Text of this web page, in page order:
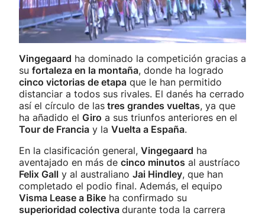
Vingegaard ha dominado la competición gracias a
su fortaleza en la montaña, donde ha logrado
cinco victorias de etapa que le han permitido
distanciar a todos sus rivales. El danés ha cerrado
así el círculo de las tres grandes vueltas, ya que
ha añadido el Giro a sus triunfos anteriores en el
Tour de Francia y la Vuelta a España.
En la clasificación general, Vingegaard ha
aventajado en más de cinco minutos al austríaco
Felix Gall y al australiano Jai Hindley, que han
completado el podio final. Además, el equipo
Visma Lease a Bike ha confirmado su
superioridad colectiva durante toda la carrera